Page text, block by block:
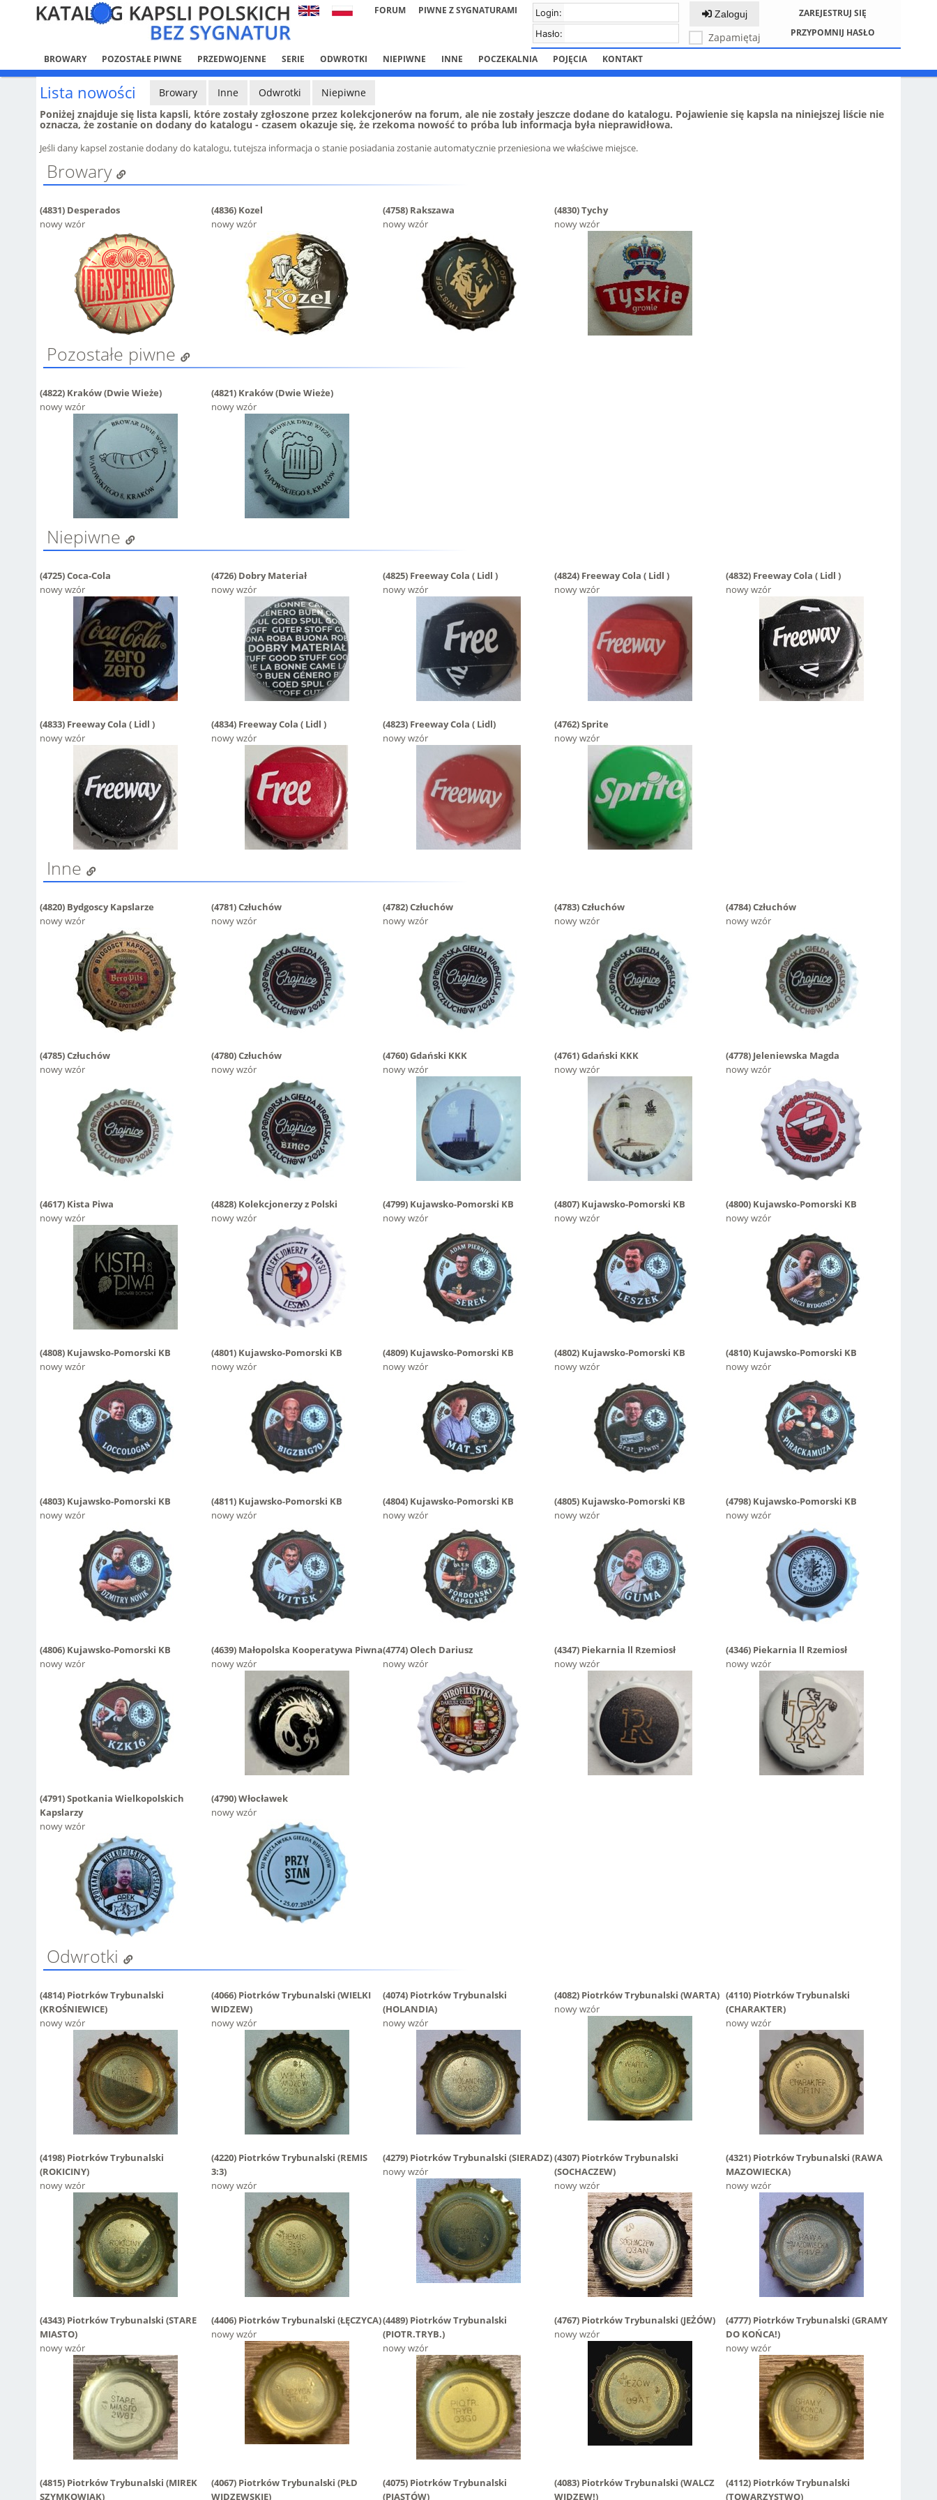
FORUM PIWNE Z SYGNATURAMI
Login:
Hasło:
Zaloguj
Zapamiętaj
ZAREJESTRUJ SIĘ
PRZYPOMNIJ HASŁO
BROWARY POZOSTAŁE PIWNE PRZEDWOJENNE SERIE ODWROTKI NIEPIWNE INNE POCZEKALNIA POJĘCIA KONTAKT
Lista nowości Browary Inne Odwrotki
Niepiwne
Poniżej znajduje się lista kapsli, które zostały zgłoszone przez kolekcjonerów na forum, ale nie zostały jeszcze dodane do katalogu. Pojawienie się kapsla na niniejszej liście nie
oznacza, że zostanie on dodany do katalogu - czasem okazuje się, że rzekoma nowość to próba lub informacja była nieprawidłowa.
Jeśli dany kapsel zostanie dodany do katalogu, tutejsza informacja o stanie posiadania zostanie automatycznie przeniesiona we właściwe miejsce.
Browary
(4831) Desperados
nowy wzór
(4836) Kozel
nowy wzór
(4758) Rakszawa
nowy wzór
(4830)Tychy
nowy wzór
Pozostałe piwne
(4822) Kraków (Dwie Wieże)
nowy wzór
(4821) Kraków (Dwie Wieże)
nowy wzór
Niepiwne
(4725)Coca-Cola
nowy wzór
(4726) Dobry Materiał
nowy wzór
(4825) Freeway Cola ( Lidl )
nowy wzór
(4824) Freeway Cola ( Lidl )
nowy wzór
(4832) Freeway Cola ( Lidl )
nowy wzór
(4833) Freeway Cola ( Lidl )
nowy wzór
(4834) Freeway Cola ( Lidl )
nowy wzór
(4823) Freeway Cola ( Lidl)
nowy wzór
(4762)Sprite
nowy wzór
Inne
(4820) Bydgoscy Kapslarze
nowy wzór
(4781)Człuchów
nowy wzór
(4782)Człuchów
nowy wzór
(4783)Człuchów
nowy wzór
(4784)Człuchów
nowy wzór
(4785)Człuchów
nowy wzór
(4780)Człuchów
nowy wzór
(4760)Gdański KKK
nowy wzór
(4761)Gdański KKK
nowy wzór
(4778) Jeleniewska Magda
nowy wzór
(4617) Kista Piwa
nowy wzór
(4828) Kolekcjonerzy z Polski
nowy wzór
(4799) Kujawsko-Pomorski KB
nowy wzór
(4807) Kujawsko-Pomorski KB
nowy wzór
(4800) Kujawsko-Pomorski KB
nowy wzór
(4808) Kujawsko-Pomorski KB
nowy wzór
(4801) Kujawsko-Pomorski KB
nowy wzór
(4809) Kujawsko-Pomorski KB
nowy wzór
(4802) Kujawsko-Pomorski KB
nowy wzór
(4810) Kujawsko-Pomorski KB
nowy wzór
(4803) Kujawsko-Pomorski KB
nowy wzór
(4811) Kujawsko-Pomorski KB
nowy wzór
(4804) Kujawsko-Pomorski KB
nowy wzór
(4805) Kujawsko-Pomorski KB
nowy wzór
(4798) Kujawsko-Pomorski KB
nowy wzór
(4806) Kujawsko-Pomorski KB
nowy wzór
(4639) Małopolska Kooperatywa Piwna
nowy wzór
(4774)Olech Dariusz
nowy wzór
(4347) Piekarnia ll Rzemiosł
nowy wzór
(4346) Piekarnia ll Rzemiosł
nowy wzór
(4791)Spotkania Wielkopolskich
Kapslarzy
nowy wzór
(4790)Włocławek
nowy wzór
Odwrotki
(4814) Piotrków Trybunalski
(KROŚNIEWICE)
nowy wzór
(4066) Piotrków Trybunalski (WIELKI
WIDZEW)
nowy wzór
(4074) Piotrków Trybunalski
(HOLANDIA)
nowy wzór
(4082) Piotrków Trybunalski (WARTA)
nowy wzór
(4110) Piotrków Trybunalski
(CHARAKTER)
nowy wzór
(4198) Piotrków Trybunalski
(ROKICINY)
nowy wzór
(4220) Piotrków Trybunalski (REMIS
3:3)
nowy wzór
(4279) Piotrków Trybunalski (SIERADZ)
nowy wzór
(4307) Piotrków Trybunalski
(SOCHACZEW)
nowy wzór
(4321) Piotrków Trybunalski (RAWA
MAZOWIECKA)
nowy wzór
(4343) Piotrków Trybunalski (STARE
MIASTO)
nowy wzór
(4406) Piotrków Trybunalski (ŁĘCZYCA)
nowy wzór
(4489) Piotrków Trybunalski
(PIOTR.TRYB.)
nowy wzór
(4767) Piotrków Trybunalski (JEŻÓW)
nowy wzór
(4777) Piotrków Trybunalski (GRAMY
DO KOŃCA!)
nowy wzór
(4815) Piotrków Trybunalski (MIREK
SZYMKOWIAK)
(4067) Piotrków Trybunalski (PŁD
WIDZEWSKIE)
(4075) Piotrków Trybunalski
(PIASTÓW)
(4083) Piotrków Trybunalski (WALCZ
WIDZEW!)
(4112) Piotrków Trybunalski
(TOWARZYSTWO)